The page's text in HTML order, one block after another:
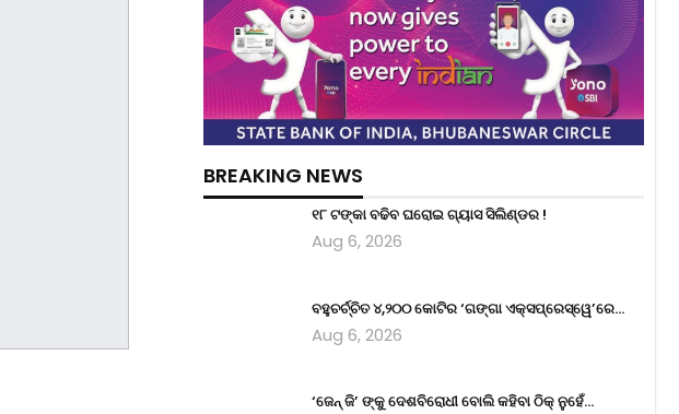
BREAKING NEWS
୧୮ ଟଙ୍କା ବଢିବ ଘରୋଇ ଗ୍ୟାସ ସିଲିଣ୍ଡର !
Aug 6, 2026
ବହୁଚର୍ଚ୍ଚିତ ୪,୨୦୦ କୋଟିର ‘ଗଙ୍ଗା ଏକ୍ସପ୍ରେସ୍‌ୱେ’ରେ…
Aug 6, 2026
‘ଜେନ୍‌ ଜି’ ଙ୍କୁ ଦେଶବିରୋଧୀ ବୋଲି କହିବା ଠିକ୍ ନୁହେଁ…